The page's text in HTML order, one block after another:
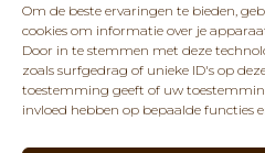
Om de beste ervaringen te bieden,
cookies om informatie over je
Door in te stemmen met deze
zoals surfgedrag of unieke ID's op
toestemming geeft of uw
invloed hebben op bepaalde functies
nieuws over onze winkel en